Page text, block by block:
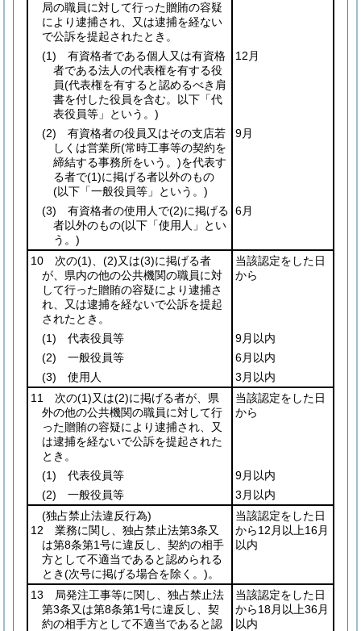
局の職員に対して行った贈賄の容疑
により逮捕され、又は逮捕を経ない
で公訴を提起されたとき。
(1) 有資格者である個人又は有資格
者である法人の代表権を有する役
員(代表権を有すると認めるべき肩
書を付した役員を含む。以下「代
表役員等」という。)
12月
(2) 有資格者の役員又はその支店若
しくは営業所(常時工事等の契約を
締結する事務所をいう。)を代表す
る者で(1)に掲げる者以外のもの
(以下「一般役員等」という。)
9月
(3) 有資格者の使用人で(2)に掲げる
者以外のもの(以下「使用人」とい
う。)
6月
10 次の(1) (2)又は(3)に掲げる者
が、県内の他の公共機関の職員に対
して行った贈賄の容疑により逮捕さ
れ、又は逮捕を経ないで公訴を提起
されたとき。
当該認定をした日
から
(1) 代表役員等
9月以内
(2) 一般役員等
6月以内
(3) 使用人
3月以内
11 次の(1)又は(2)に掲げる者が、県
外の他の公共機関の職員に対して行
った贈賄の容疑により逮捕され、又
は逮捕を経ないで公訴を提起された
とき。
当該認定をした日
から
(1) 代表役員等
9月以内
(2) 一般役員等
3月以内
(独占禁止法違反行為)
12 業務に関し、独占禁止法第3条又
は第8条第1号に違反し、契約の相手
方として不適当であると認められる
とき(次号に掲げる場合を除く。)。
当該認定をした日
から12月以上16月
以内
13 局発注工事等に関し、独占禁止法
第3条又は第8条第1号に違反し、契
約の相手方として不適当であると認
当該認定をした日
から18月以上36月
以内